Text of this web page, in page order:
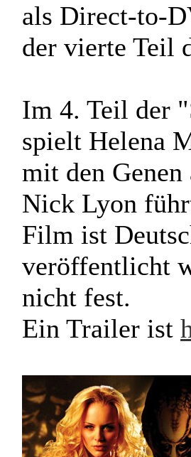
als Direct-to-
der vierte Teil
Im 4. Teil der
spielt Helena
mit den
Nick Lyon
Film ist
veröffentlicht
nicht fest.
Ein Trailer ist